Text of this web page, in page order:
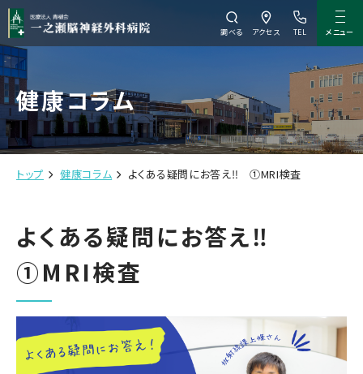
調べる アクセス TEL メニュー
健康コラム
トップ 健康コラム よくある疑問にお答え‼ ①MRI検査
よくある疑問にお答え‼
①MRI検査